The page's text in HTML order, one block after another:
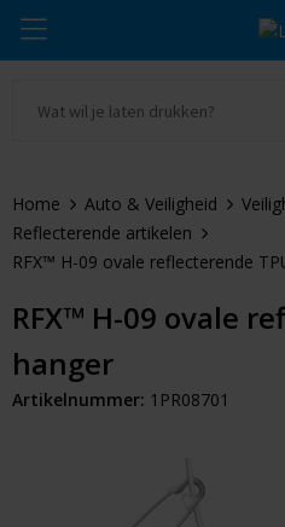
Drinkwaren
Kleding & Textiel
Tassen & Reizen
Elektronica & Gadgets
Sleutelhangers & Tools
Alle promosnoepje
Zomer
Pasen
Kerst
Eindejaarsgeschenken
Thule
Moleskine
Alle merken
Home Auto & Veiligheid
Reflecterende artikelen
RFX™ H-09 ovale reflecterende
RFX™ H-09 ovale
hanger
Artikelnummer: 1PR08701